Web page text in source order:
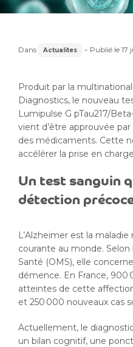
Dans Actualites - Publié le 17
Produit par la
Diagnostics, le nouveau
Lumipulse G pTau217/
vient d’être approuvée
des médicaments. Cette
accélérer la prise en
Un test sanguin
détection
L’Alzheimer est la
courante au monde. Selon
Santé (OMS), elle
démence. En France, 900
atteintes de cette
et 250 000 nouveaux cas
Actuellement, le
un bilan cognitif, une